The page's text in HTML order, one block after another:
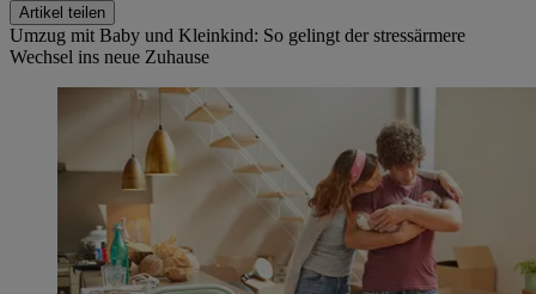
Artikel teilen
Umzug mit Baby und Kleinkind: So gelingt der stressärmere
Wechsel ins neue Zuhause